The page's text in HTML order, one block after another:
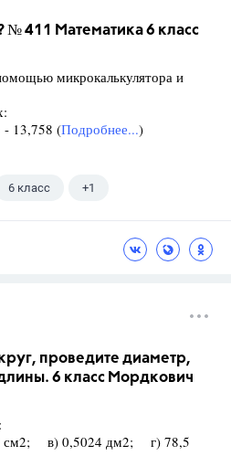
№ 411 Математика 6 класс
микрокалькулятора и
- 13,758 (Подробнее...)
6 класс +1
проведите диаметр,
6 класс Мордкович
в) 0,5024 дм2; г) 78,5